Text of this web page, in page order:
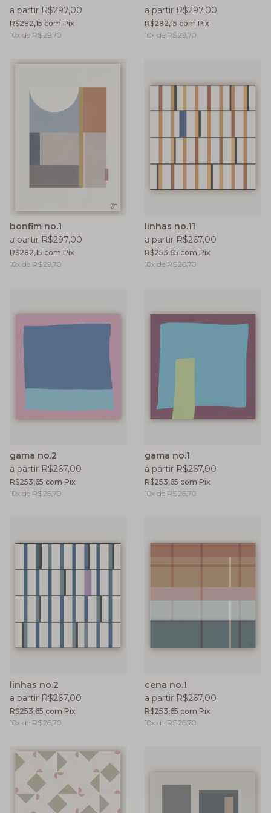
a partir R$297,00
R$282,15 com Pix
10x de R$29,70
a partir R$297,00
R$282,15 com Pix
10x de R$29,70
bonfim no.1
a partir R$297,00
R$282,15 com Pix
10x de R$29,70
linhas no.11
a partir R$267,00
R$253,65 com Pix
10x de R$26,70
gama no.2
a partir R$267,00
R$253,65 com Pix
10x de R$26,70
gama no.1
a partir R$267,00
R$253,65 com Pix
10x de R$26,70
linhas no.2
a partir R$267,00
R$253,65 com Pix
10x de R$26,70
cena no.1
a partir R$267,00
R$253,65 com Pix
10x de R$26,70